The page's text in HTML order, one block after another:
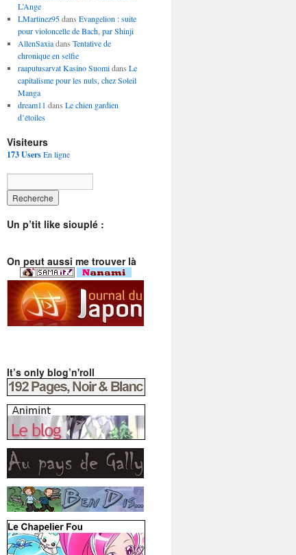
L’Ange
LMartinez95dans Evangelion : suite
pour violoncelle de Bach, par Shinji
AllenSaxiadans Tentative de
chronique en selfie
raaputusarvat Kasino Suomidans Le
capitalisme pour les nuls, chez Soleil
Manga
dream11 dans Le chien gardien
d’étoiles
Visiteurs
173 UsersEn ligne
Un p’tit like siouplé :
On peut aussi me trouver là
It’s only blog’n'roll